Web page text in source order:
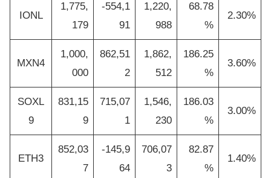
IONL
1,775,
179
-554,1
91
1,220,
988
68.78
%
2.30%
MXN4
1,000,
000
862,51
2
1,862,
512
186.25
%
3.60%
SOXL
9
831,15
9
715,07
1
1,546,
230
186.03
%
3.00%
ETH3
852,03
7
-145,9
64
706,07
3
82.87
%
1.40%